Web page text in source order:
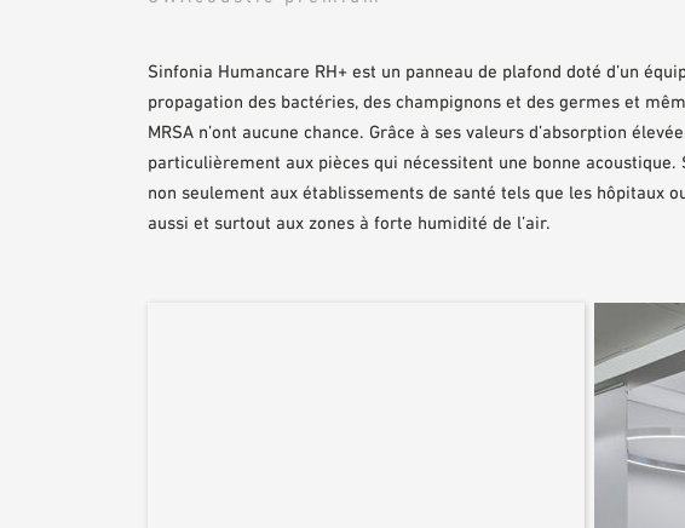
Sinfonia Humancare RH+ est un panneau de plafond doté d’un
propagation des bactéries, des champignons et des germes et
MRSA n’ont aucune chance. Grâce à ses valeurs d’absorption
particulièrement aux pièces qui nécessitent une bonne acoustique.
non seulement aux établissements de santé tels que les hôpitaux
aussi et surtout aux zones à forte humidité de l’air.